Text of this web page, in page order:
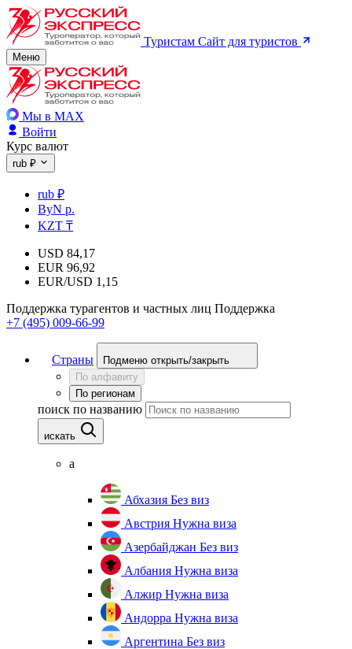
Туристам Сайт для туристов
Меню
Мы в MAX
Войти
Курс валют
rub ₽
rub ₽
ByN р.
KZT ₸
USD 84,17
EUR 96,92
EUR/USD 1,15
Поддержка турагентов и частных лиц Поддержка
+7 (495) 009-66-99
Страны
Подменю открыть/закрыть
По алфавиту
По регионам
поиск по названию
искать
а
Абхазия Без виз
Австрия Нужна виза
Азербайджан Без виз
Албания Нужна виза
Алжир Нужна виза
Андорра Нужна виза
Аргентина Без виз